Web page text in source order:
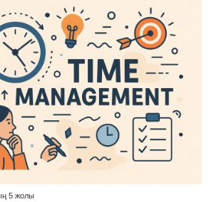
5 жолы